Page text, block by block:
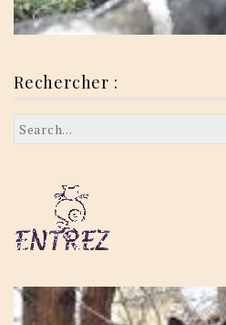
Rechercher :